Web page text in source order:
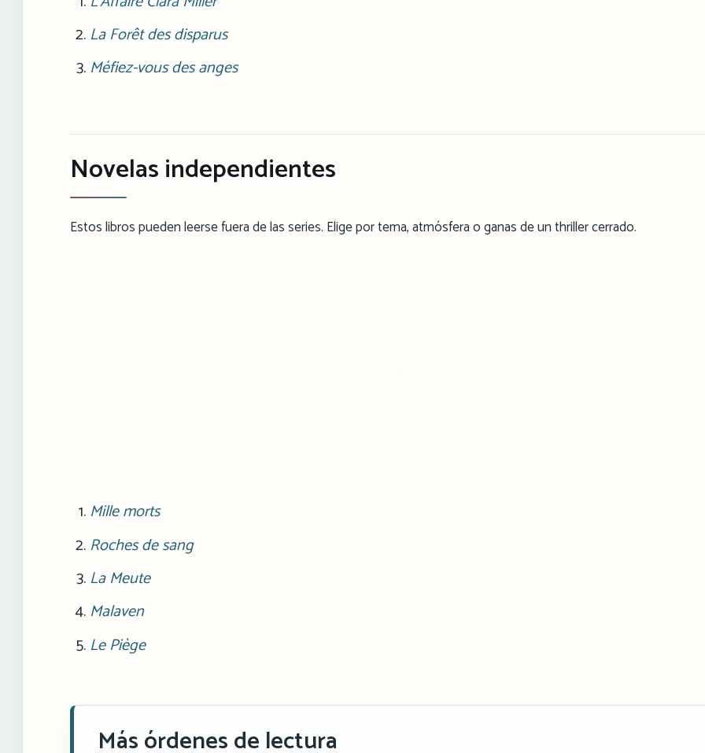
La Forêt des disparus
Méfiez-vous des anges
Novelas independientes
Estos libros pueden leerse fuera de las series. Elige por tema, atmósfera o ganas de un thriller cerrado.
Mille morts
Roches de sang
La Meute
Malaven
Le Piège
Más órdenes de lectura